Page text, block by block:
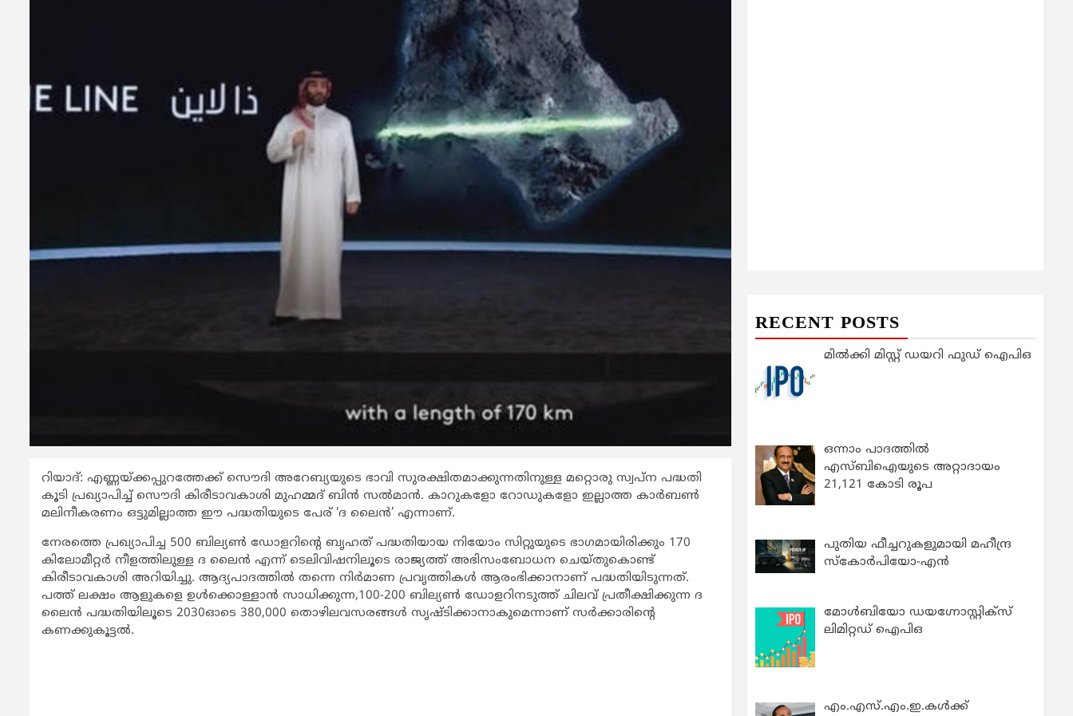
റിയാദ്: എണ്ണയ്ക്കപ്പുറത്തേക്ക് സൌദി അറേബ്യയുടെ ഭാവി സുരക്ഷിതമാക്കുന്നതിനുള്ള മറ്റൊരു സ്വപ്ന പദ്ധതി
കൂടി പ്രഖ്യാപിച്ച് സൌദി കിരീടാവകാശി മുഹമ്മദ് ബിൻ സൽമാൻ. കാറുകളോ റോഡുകളോ ഇല്ലാത്ത കാർബൺ
മലിനീകരണം ഒട്ടുമില്ലാത്ത ഈ പദ്ധതിയുടെ പേര് ‘ദ ലൈൻ’ എന്നാണ്.
നേരത്തെ പ്രഖ്യാപിച്ച 500 ബില്യൺ ഡോളറിന്റെ ബൃഹത് പദ്ധതിയായ നിയോം സിറ്റുയുടെ ഭാഗമായിരിക്കും 170
കിലോമീറ്റർ നീളത്തിലുള്ള ദ ലൈൻ എന്ന് ടെലിവിഷനിലൂടെ രാജ്യത്ത് അഭിസംബോധന ചെയ്തുകൊണ്ട്
കിരീടാവകാശി അറിയിച്ചു. ആദ്യപാദത്തിൽ തന്നെ നിർമാണ പ്രവൃത്തികൾ ആരംഭിക്കാനാണ് പദ്ധതിയിടുന്നത്.
പത്ത് ലക്ഷം ആളുകളെ ഉൾക്കൊള്ളാൻ സാധിക്കുന്ന,100-200 ബില്യൺ ഡോളറിനടുത്ത് ചിലവ് പ്രതീക്ഷിക്കുന്ന ദ
ലൈൻ പദ്ധതിയിലൂടെ 2030ഓടെ 380,000 തൊഴിലവസരങ്ങൾ സൃഷ്ടിക്കാനാകുമെന്നാണ് സർക്കാരിന്റെ
കണക്കുകൂട്ടൽ.
RECENT POSTS
മിൽക്കി മിസ്റ്റ് ഡയറി ഫുഡ് ഐപിഒ
ഒന്നാം പാദത്തിൽ
എസ്ബിഐയുടെ അറ്റാദായം
21,121 കോടി രൂപ
പുതിയ ഫീച്ചറുകളുമായി മഹീന്ദ്ര
സ്കോർപിയോ-എൻ
മോൾബിയോ ഡയഗ്നോസ്റ്റിക്സ്
ലിമിറ്റഡ് ഐപിഒ
എം.എസ്.എം.ഇ.കൾക്ക്